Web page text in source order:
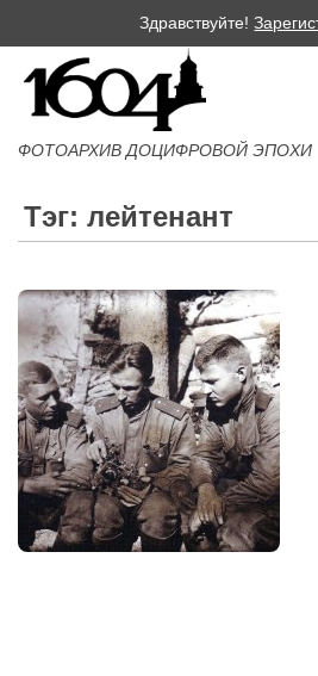
Здравствуйте!
ФОТОАРХИВ ДОЦИФРОВОЙ ЭПОХИ
Тэг: лейтенант